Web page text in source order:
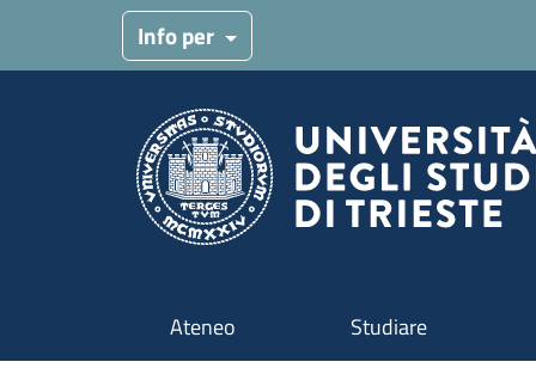
Menu target
Info per
Navigazione principale
Ateneo Studiare